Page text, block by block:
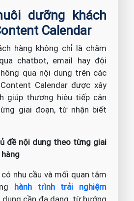
dưỡng khách
Calendar
hàng không chỉ là chăm
chatbot, email hay đội
qua nội dung trên các
Calendar được xây
giúp thương hiệu tiếp cận
giai đoạn, từ nhận biết
đề nội dung theo từng giai
nhu cầu và mối quan tâm
hành trình trải nghiệm